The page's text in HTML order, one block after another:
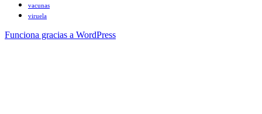
vacunas
viruela
Funciona gracias a WordPress